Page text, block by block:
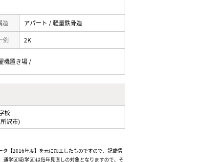
造 アパート / 軽量鉄骨造
例 2K
機置き場 /
校
沢市)
【2016年度】を元に加工したものですので、記載情
学区域(学区)は毎年見直しの対象となりますので、そ